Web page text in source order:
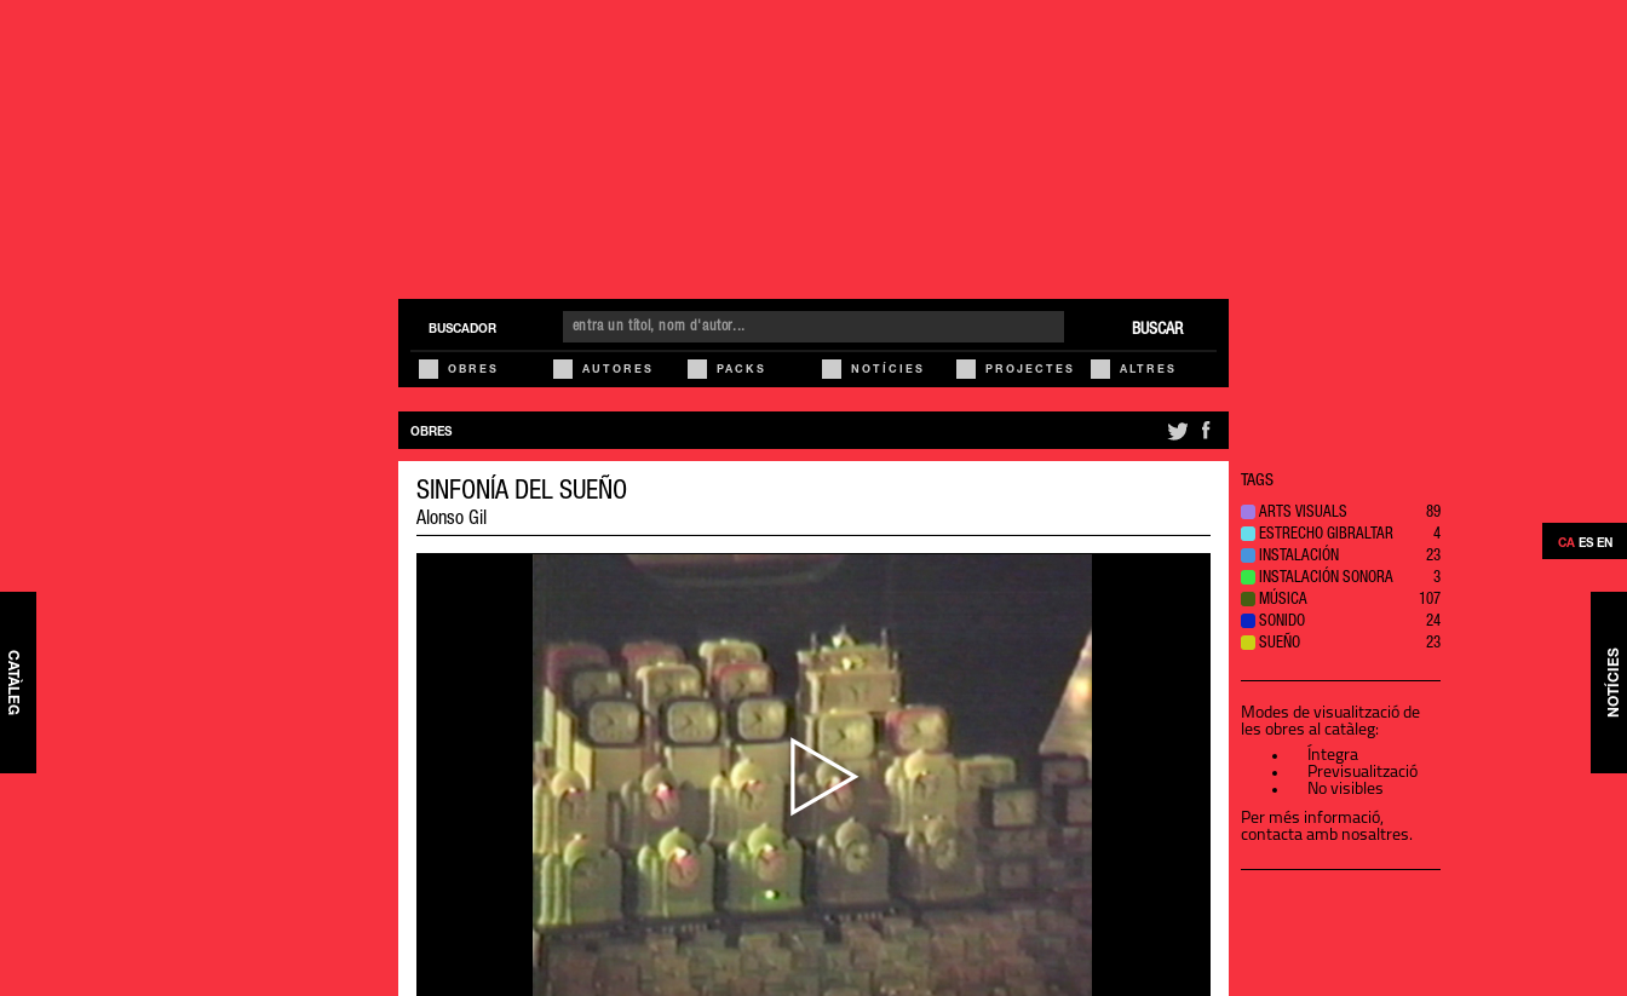
CATÀLEG
CA ES EN
NOTÍCIES
BUSCADOR BUSCAR
OBRES AUTORES PACKS NOTÍCIES PROJECTES ALTRES
OBRES
SINFONÍA DEL SUEÑO
Alonso Gil
TAGS
ARTS VISUALS
89
ESTRECHO GIBRALTAR
4
INSTALACIÓN
23
INSTALACIÓN SONORA
3
MÚSICA
107
SONIDO
24
SUEÑO
23
Modes de visualització de
les obres al catàleg:
Íntegra
Previsualització
No visibles
Per més informació,
contacta amb nosaltres.